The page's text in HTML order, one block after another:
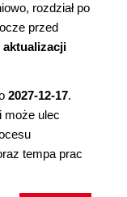
rozdział po
przed
aktualizacji
2027-12-17.
może ulec
tempa prac